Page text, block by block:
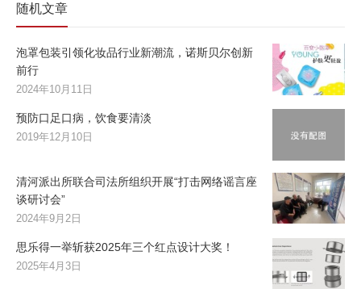
随机文章
泡罩包装引领化妆品行业新潮流，诺斯贝尔创新
前行
2024年10月11日
预防口足口病，饮食要清淡
2019年12月10日
清河派出所联合司法所组织开展“打击网络谣言座
谈研讨会”
2024年9月2日
思乐得一举斩获2025年三个红点设计大奖！
2025年4月3日